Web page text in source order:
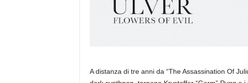
A distanza di tre anni da “The Assassination Of